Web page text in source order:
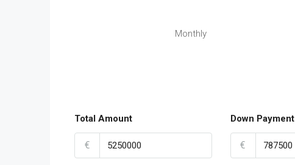
Monthly
Total Amount
€
Down Payment
€